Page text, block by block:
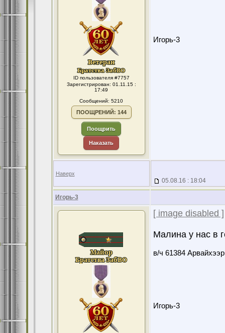
ID пользователя #7757
Зарегистрирован: 01.11.15 :
17:49
Сообщений: 5210
ПООЩРЕНИЙ: 144
Поощрить
Наказать
Игорь-3
Наверх
05.08.16 : 18:04
Игорь-3
[ image disabled ]
Малина у нас в
в/ч 61384
Игорь-3